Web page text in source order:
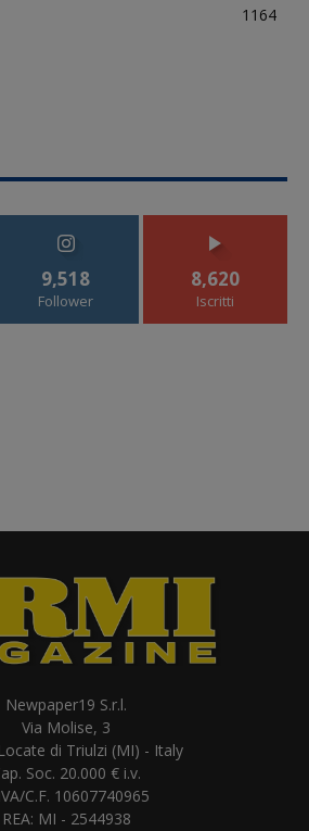
1164
9,518
Follower
8,620
Iscritti
Newpaper19 S.r.l.
Via Molise, 3
di Triulzi (MI) - Italy
Soc. 20.000 € i.v.
C.F. 10607740965
REA: MI - 2544938